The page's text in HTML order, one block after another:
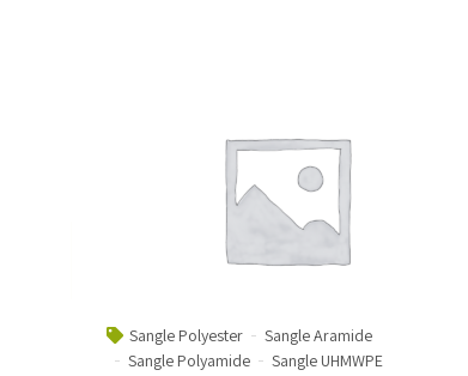
Sangle Polyester
Sangle Aramide
Sangle Polyamide
Sangle UHMWPE